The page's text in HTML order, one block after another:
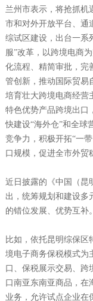
兰州市表示，将抢抓机
市和对外开放平台、通
综试区建设，出台一系
服”改革，以跨境电商
化流程、精简审批，完
管创新，推动国际贸易
培育壮大跨境电商经营
特色优势产品跨境出口
快建设“海外仓”和全球
竞争力，积极开拓“一
口规模，促进全市外贸
近日披露的《中国（昆
出，统筹规划和建设多
的错位发展、优势互补。
比如，依托昆明综保区
境电子商务保税模式为
口、保税展示交易、跨
口南亚东南亚商品，在
业务，允许试点企业在